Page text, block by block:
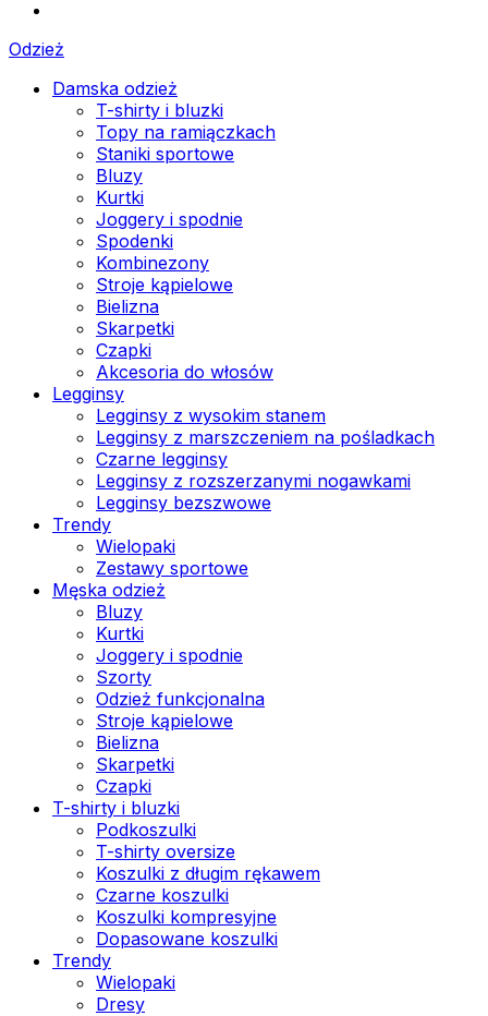
Odzież
Damska odzież
T-shirty i bluzki
Topy na ramiączkach
Staniki sportowe
Bluzy
Kurtki
Joggery i spodnie
Spodenki
Kombinezony
Stroje kąpielowe
Bielizna
Skarpetki
Czapki
Akcesoria do włosów
Legginsy
Legginsy z wysokim stanem
Legginsy z marszczeniem na pośladkach
Czarne legginsy
Legginsy z rozszerzanymi nogawkami
Legginsy bezszwowe
Trendy
Wielopaki
Zestawy sportowe
Męska odzież
Bluzy
Kurtki
Joggery i spodnie
Szorty
Odzież funkcjonalna
Stroje kąpielowe
Bielizna
Skarpetki
Czapki
T-shirty i bluzki
Podkoszulki
T-shirty oversize
Koszulki z długim rękawem
Czarne koszulki
Koszulki kompresyjne
Dopasowane koszulki
Trendy
Wielopaki
Dresy